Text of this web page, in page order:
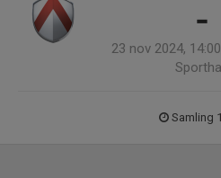
-
23 nov 2024,
Samling